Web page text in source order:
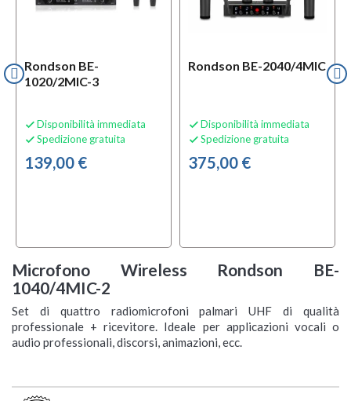
Rondson BE-
1020/2MIC-3
 Disponibilità immediata
 Spedizione gratuita
139,00 €
Rondson BE-2040/4MIC
 Disponibilità immediata
 Spedizione gratuita
375,00 €
Microfono Wireless Rondson BE-
1040/4MIC-2
Set di quattro radiomicrofoni palmari UHF di qualità
professionale + ricevitore. Ideale per applicazioni vocali o
audio professionali, discorsi, animazioni, ecc.